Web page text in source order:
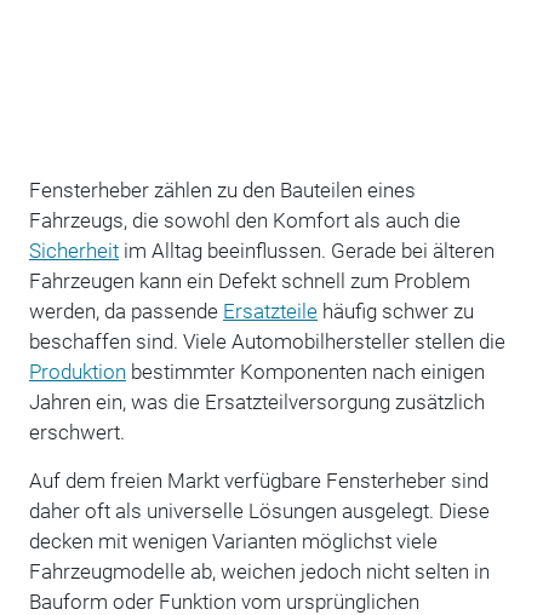
Fensterheber zählen zu den Bauteilen eines
Fahrzeugs, die sowohl den Komfort als auch die
Sicherheitim Alltag beeinflussen. Gerade bei älteren
Fahrzeugen kann ein Defekt schnell zum Problem
werden, da passende Ersatzteilehäufig schwer zu
beschaffen sind. Viele Automobilhersteller stellen die
Produktion bestimmter Komponenten nach einigen
Jahren ein, was die Ersatzteilversorgung zusätzlich
erschwert.
Auf dem freien Markt verfügbare Fensterheber sind
daher oft als universelle Lösungen ausgelegt. Diese
decken mit wenigen Varianten möglichst viele
Fahrzeugmodelle ab, weichen jedoch nicht selten in
Bauform oder Funktion vom ursprünglichen